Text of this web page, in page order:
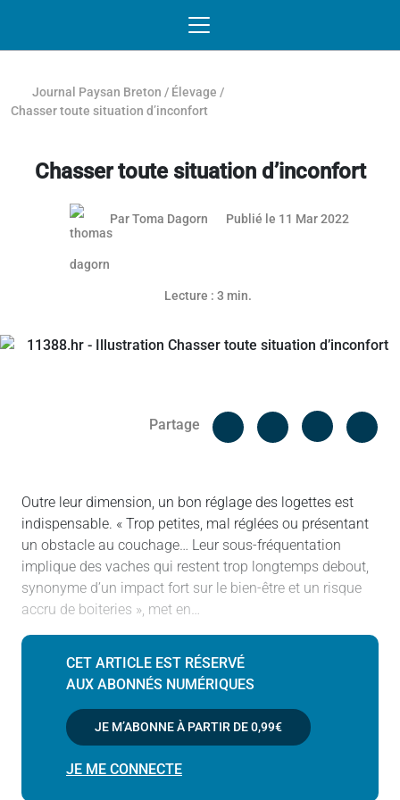
Journal Paysan Breton / Élevage /
Chasser toute situation d’inconfort
Chasser toute situation d’inconfort
Article réservé aux abonnés
ParToma Dagorn Publié le 11 Mar 2022
Lecture : 3 min.
Partage
Facebook
Outre leur dimension, un bon réglage des logettes est
indispensable. « Trop petites, mal réglées ou présentant
un obstacle au couchage… Leur sous-fréquentation
implique des vaches qui restent trop longtemps debout,
synonyme d’un impact fort sur le bien-être et un risque
accru de boiteries », met en…
CET ARTICLE EST RÉSERVÉ
AUX ABONNÉS NUMÉRIQUES
JE M’ABONNE À PARTIR DE0,99€
JE ME CONNECTE